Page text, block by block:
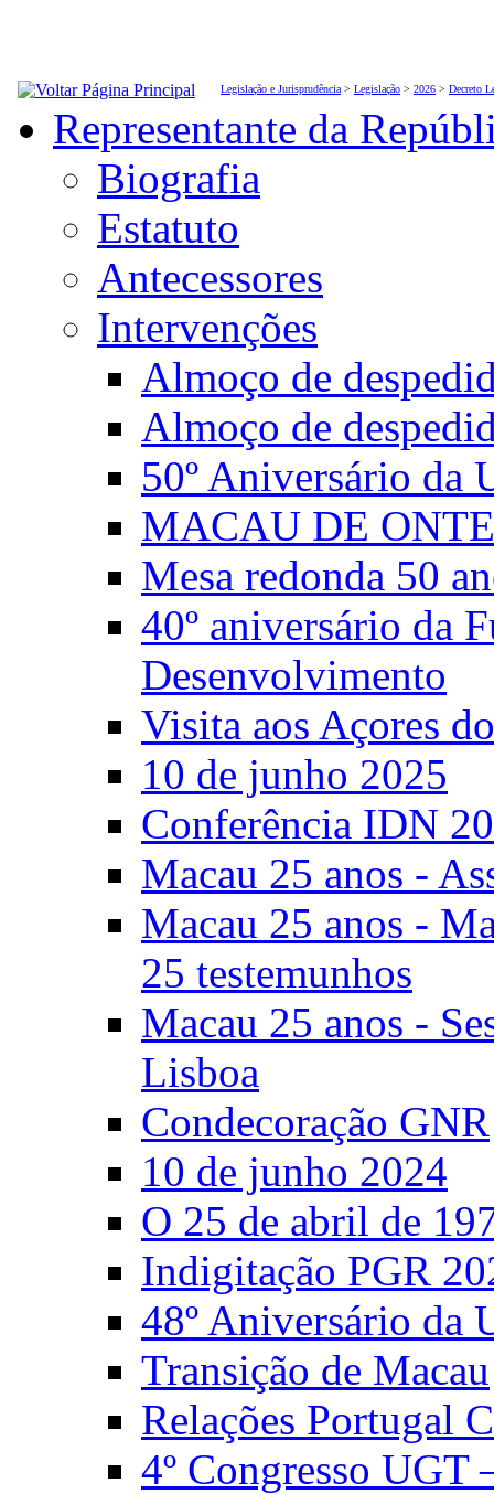
Legislação e Jurisprudência > Legislação > 2026 > Decreto
Representante da
Biografia
Estatuto
Antecessores
Intervenções
Almoço de
Almoço de
50º Aniversário da
MACAU DE
Mesa redonda 50
40º aniversário da
Desenvolvimento
Visita aos Açores
10 de junho 2025
Conferência IDN
Macau 25 anos -
Macau 25 anos -
25 testemunhos
Macau 25 anos -
Lisboa
Condecoração GNR
10 de junho 2024
O 25 de abril de
Indigitação PGR
48º Aniversário da
Transição de Macau
Relações Portugal
4º Congresso UGT